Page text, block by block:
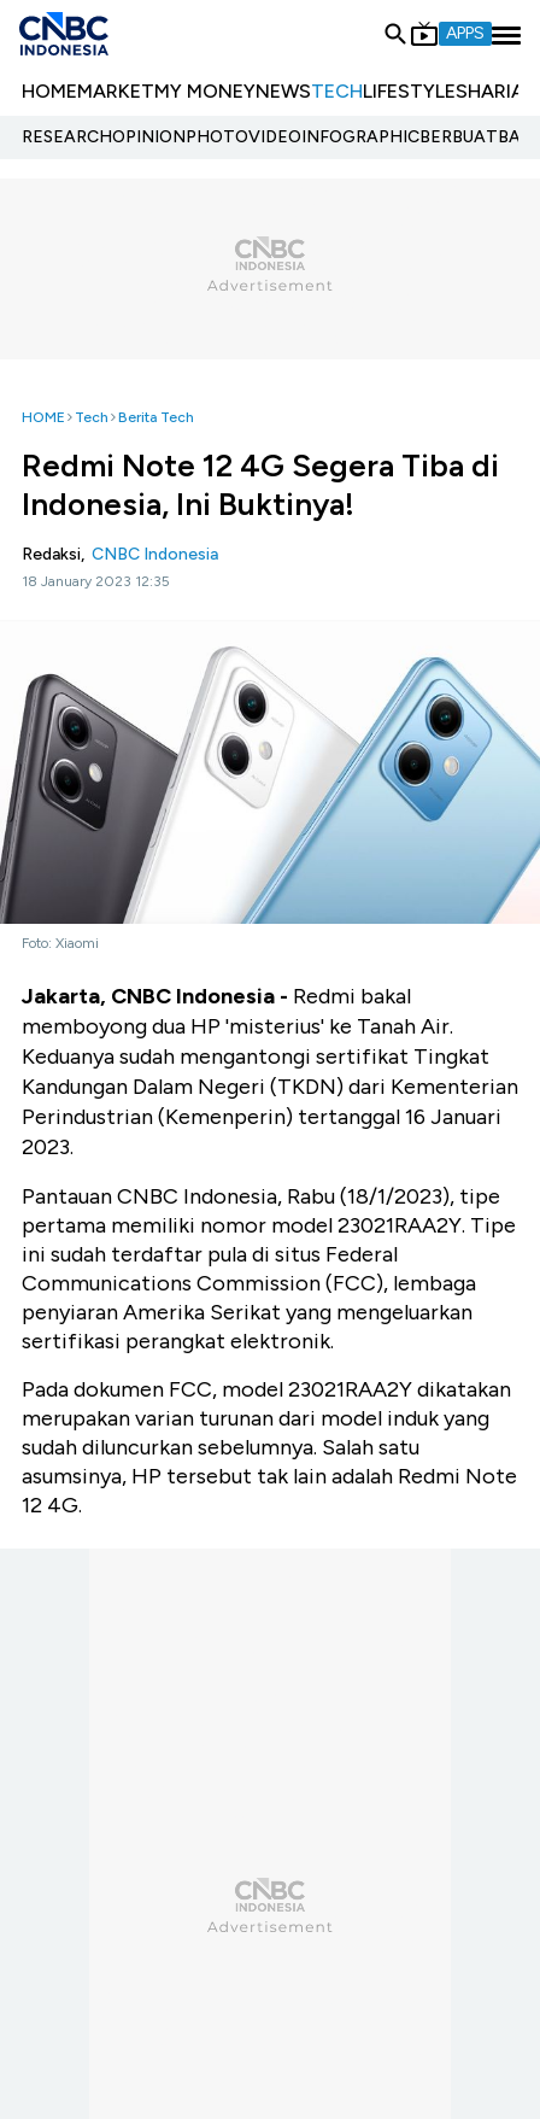
APPS
HOMEMARKETMY MONEYNEWSTECHLIFESTYLESHARIA
RESEARCHOPINIONPHOTOVIDEOINFOGRAPHIC
HOME Tech Berita Tech
Redmi Note 12 4G Segera Tiba di
Indonesia, Ini Buktinya!
Redaksi, CNBC Indonesia
18 January 2023 12:35
Foto: Xiaomi
Jakarta, CNBC Indonesia - Redmi bakal
memboyong dua HP 'misterius' ke Tanah Air.
Keduanya sudah mengantongi sertifikat Tingkat
Kandungan Dalam Negeri (TKDN) dari Kementerian
Perindustrian (Kemenperin) tertanggal 16 Januari
2023.
Pantauan CNBC Indonesia, Rabu (18/1/2023), tipe
pertama memiliki nomor model 23021RAA2Y. Tipe
ini sudah terdaftar pula di situs Federal
Communications Commission (FCC), lembaga
penyiaran Amerika Serikat yang mengeluarkan
sertifikasi perangkat elektronik.
Pada dokumen FCC, model 23021RAA2Y dikatakan
merupakan varian turunan dari model induk yang
sudah diluncurkan sebelumnya. Salah satu
asumsinya, HP tersebut tak lain adalah Redmi Note
12 4G.